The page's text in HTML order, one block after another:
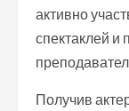
активно
спектаклей и
Получив